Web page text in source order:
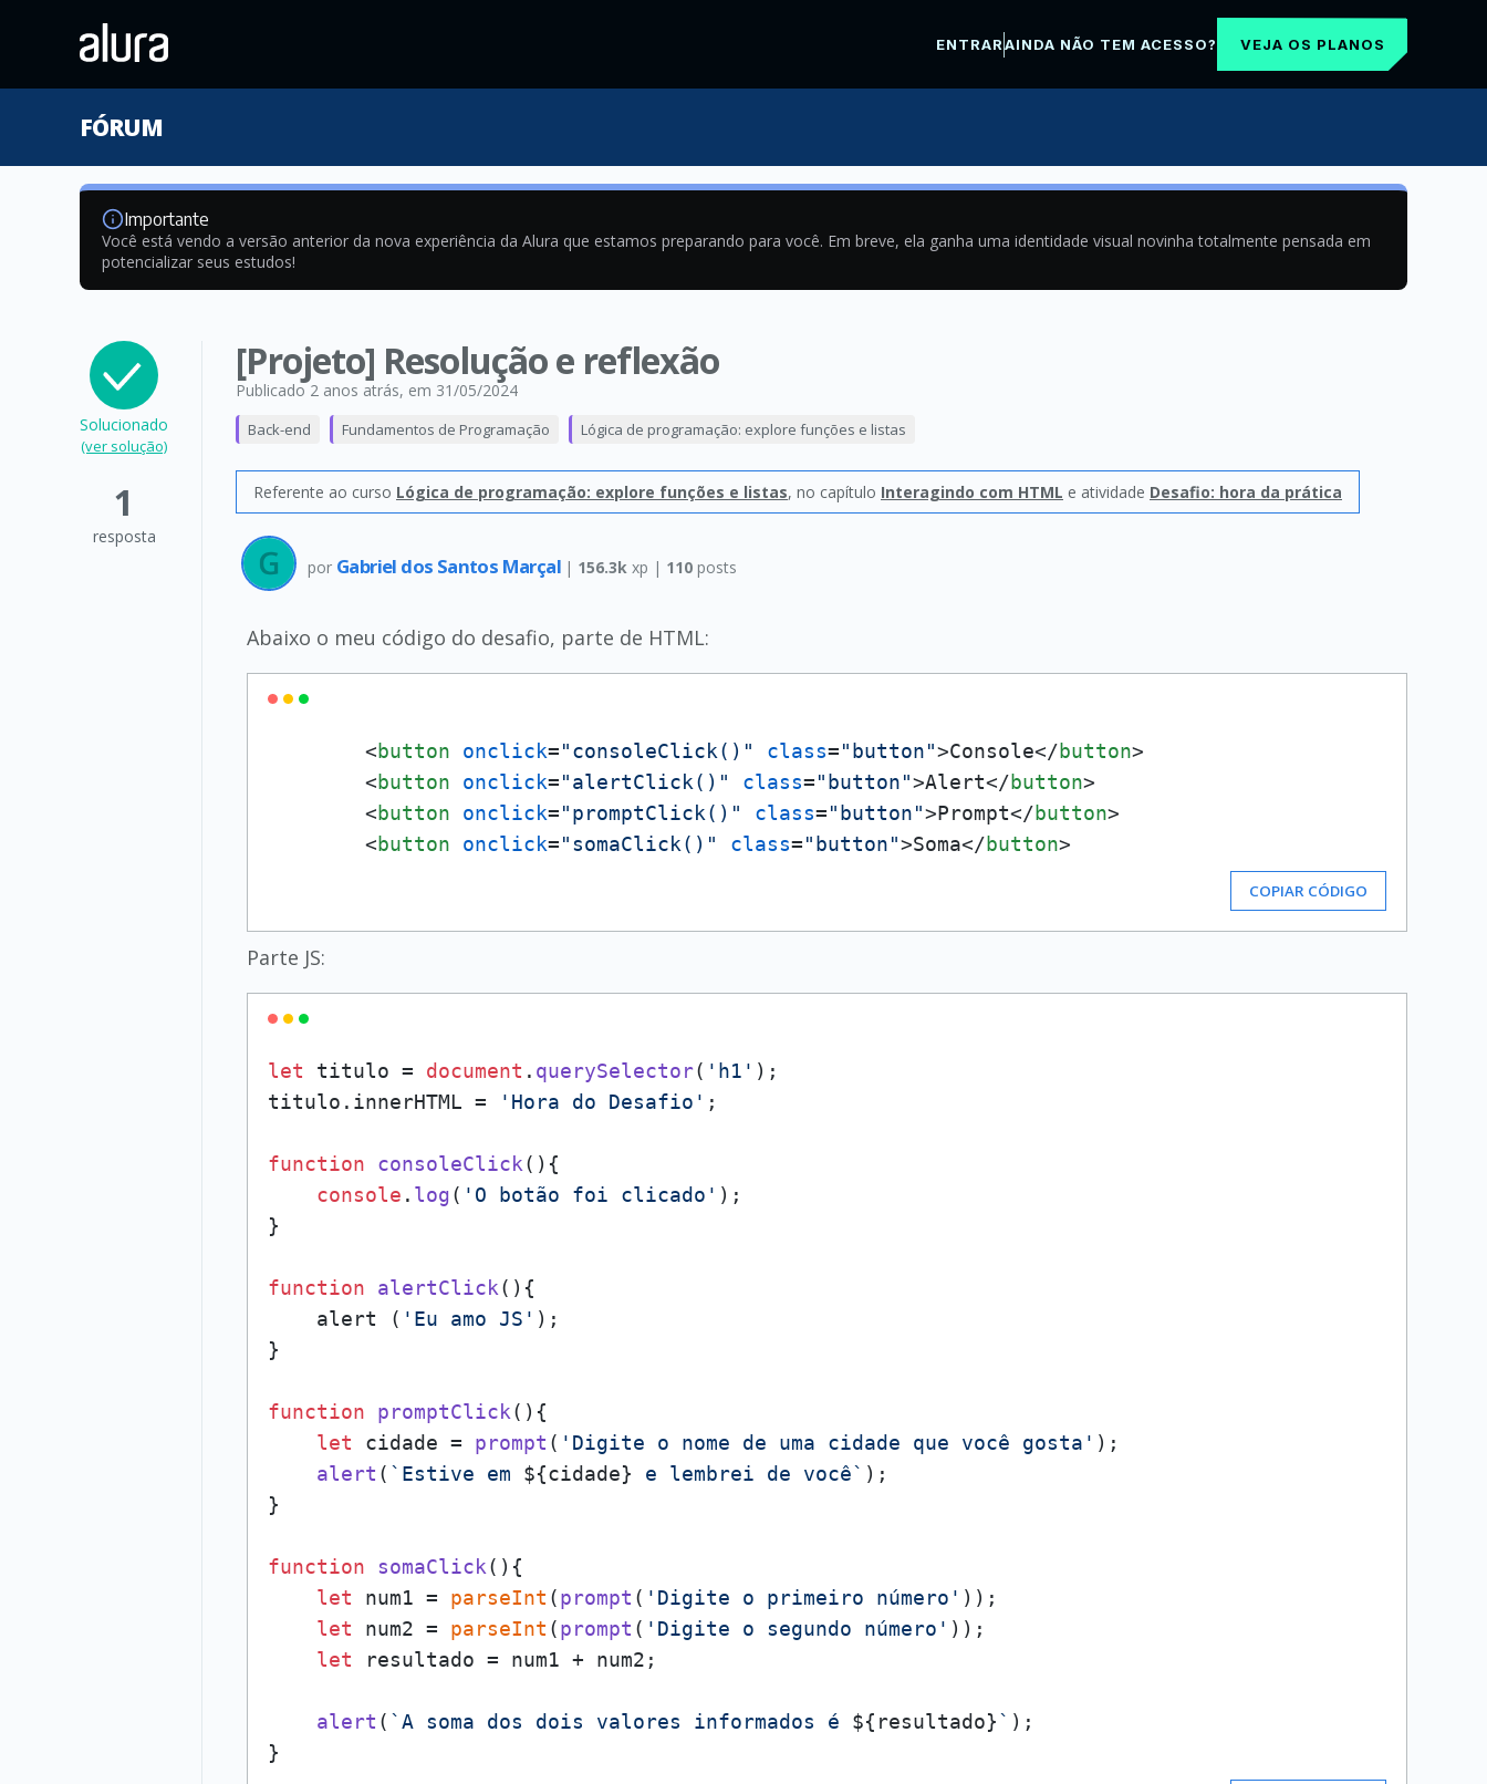
ENTRARAINDA NÃO TEM ACESSO? VEJA OS PLANOS
FÓRUM
Importante
Você está vendo a versão anterior da nova experiência da Alura que estamos preparando para você. Em breve, ela ganha uma identidade visual novinha totalmente pensada em
potencializar seus estudos!
Solucionado
(ver solução)
1
resposta
[Projeto] Resolução e reflexão
Publicado 2 anos atrás, em 31/05/2024
Back-end Fundamentos de Programação Lógica de programação: explore funções e listas
Referente ao curso Lógica de programação: explore funções e listas, no capítulo Interagindo com HTML e atividade Desafio: hora da prática
por Gabriel dos Santos Marçal | 156.3k xp | 110 posts
Abaixo o meu código do desafio, parte de HTML:
<button onclick="consoleClick()" class="button">Console</button>
<button onclick="alertClick()" class="button">Alert</button>
<button onclick="promptClick()" class="button">Prompt</button>
<button onclick="somaClick()" class="button">Soma</button>
COPIAR CÓDIGO
Parte JS:
let titulo = document . querySelector( 'h1' );
titulo. innerHTML = 'Hora do Desafio' ;
function consoleClick( ){
console . log( 'O botão foi clicado' );
}
function alertClick( ){
    alert (
'Eu amo JS' );
}
function promptClick( ){
let cidade = prompt ( 'Digite o nome de uma cidade que você gosta' );
alert ( `Estive em ${cidade} e lembrei de você` );
}
function somaClick( ){
let num1 = parseInt (prompt ( 'Digite o primeiro número' ));
let num2 = parseInt (prompt ( 'Digite o segundo número' ));
let resultado = num1 + num2;
alert ( `A soma dos dois valores informados é ${resultado}` );